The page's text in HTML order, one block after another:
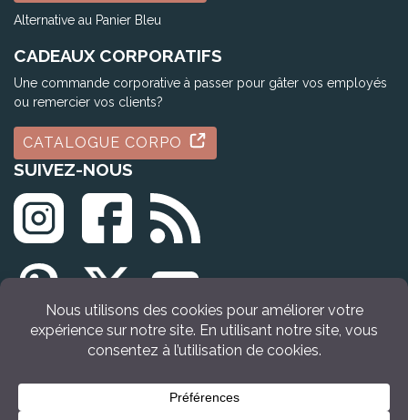
Alternative au Panier Bleu
CADEAUX CORPORATIFS
Une commande corporative à passer pour gâter vos employés
ou remercier vos clients?
CATALOGUE CORPO
SUIVEZ-NOUS
© Tous droits réservés Idée Cadeau Québec (2009 - 2026)